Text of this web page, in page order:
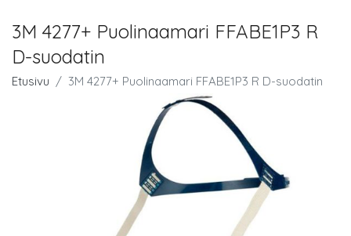
3M 4277+ Puolinaamari FFABE1P3 R
D-suodatin
Etusivu 3M 4277+ Puolinaamari FFABE1P3 R D-suodatin